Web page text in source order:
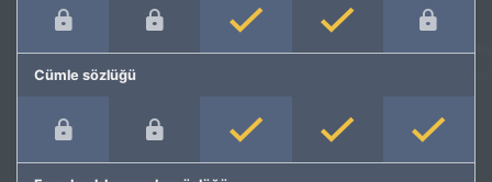
Cümle sözlüğü